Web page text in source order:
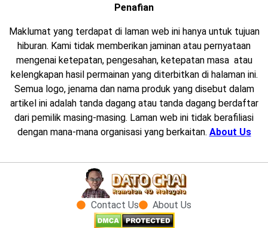
Penafian
Maklumat yang terdapat di laman web ini hanya untuk tujuan
hiburan. Kami tidak memberikan jaminan atau pernyataan
mengenai ketepatan, pengesahan, ketepatan masa atau
kelengkapan hasil permainan yang diterbitkan di halaman ini.
Semua logo, jenama dan nama produk yang disebut dalam
artikel ini adalah tanda dagang atau tanda dagang berdaftar
dari pemilik masing-masing. Laman web ini tidak berafiliasi
dengan mana-mana organisasi yang berkaitan. About Us
Contact Us About Us